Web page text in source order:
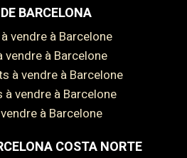
BARCELONA
à vendre à Barcelone
vendre à Barcelone
à vendre à Barcelone
à vendre à Barcelone
vendre à Barcelone
COSTA NORTE